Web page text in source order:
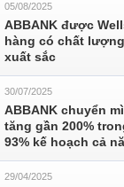
05/08/2025
ABBANK được
hàng có chất
xuất sắc
30/07/2025
ABBANK chuyển
tăng gần 200%
93% kế hoạch cả
29/04/2025